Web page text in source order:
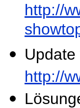
http://
http://